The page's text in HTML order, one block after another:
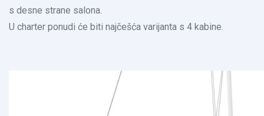
s desne strane salona.
U charter ponudi će biti najčešća varijanta s 4 kabine.